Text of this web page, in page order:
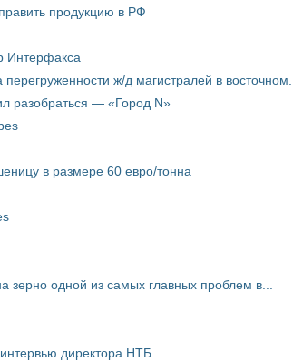
продукцию в РФ
Интерфакса
ж/д магистралей в восточном...
разобраться — «Город N»
в размере 60 евро/тонна
одной из самых главных проблем в...
директора НТБ